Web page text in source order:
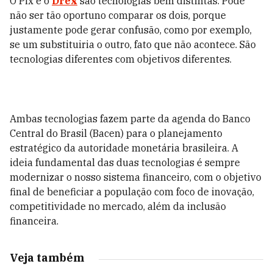
não ser tão oportuno comparar os dois, porque
justamente pode gerar confusão, como por exemplo,
se um substituiria o outro, fato que não acontece. São
tecnologias diferentes com objetivos diferentes.
Ambas tecnologias fazem parte da agenda do Banco
Central do Brasil (Bacen) para o planejamento
estratégico da autoridade monetária brasileira. A
ideia fundamental das duas tecnologias é sempre
modernizar o nosso sistema financeiro, com o objetivo
final de beneficiar a população com foco de inovação,
competitividade no mercado, além da inclusão
financeira.
Veja também